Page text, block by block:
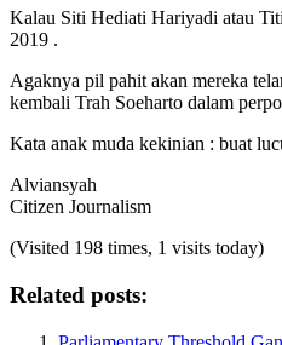
Kalau Siti Hediati Hariyadi atau
2019 .
Agaknya pil pahit akan mereka
kembali Trah Soeharto dalam
Kata anak muda kekinian : buat
Alviansyah
Citizen Journalism
(Visited 198 times, 1 visits today)
Related posts: